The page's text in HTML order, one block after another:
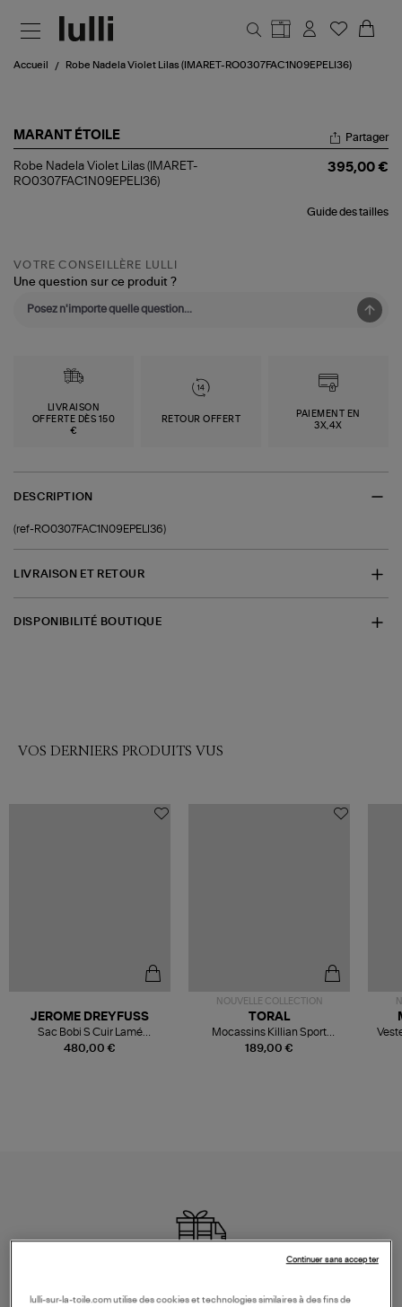
Accueil Robe Nadela Violet Lilas (IMARET-RO0307FAC1N09EPELI36)
MARANT ÉTOILE
Robe
Nadela
Partager
Robe Nadela Violet Lilas (IMARET-
RO0307FAC1N09EPELI36)
395,00 €
Guide des tailles
VOTRE CONSEILLÈRE LULLI
Une question sur ce produit ?
LIVRAISON
OFFERTE DÈS 150
€
RETOUR OFFERT
PAIEMENT EN
3X,4X
DESCRIPTION
(ref-RO0307FAC1N09EPELI36)
LIVRAISON ET RETOUR
DISPONIBILITÉ BOUTIQUE
VOS DERNIERS PRODUITS VUS
480,00 €
JEROME DREYFUSS
Sac Bobi S Cuir Lamé
Champagne
NOUVELLE COLLECTION
189,00 €
TORAL
Mocassins Killian Sport
Mousse
à partir de 150 € d'achat*
lulli-sur-la-toile.com utilise des cookies et technologies similaires à des fins de
Continuer sans accepter